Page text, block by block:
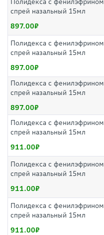
Полидекса с фенилэфрином
спрей назальный 15мл
897.00
Полидекса с фенилэфрином
спрей назальный 15мл
897.00
Полидекса с фенилэфрином
спрей назальный 15мл
897.00
Полидекса с фенилэфрином
спрей назальный 15мл
911.00
Полидекса с фенилэфрином
спрей назальный 15мл
911.00
Полидекса с фенилэфрином
спрей назальный 15мл
911.00